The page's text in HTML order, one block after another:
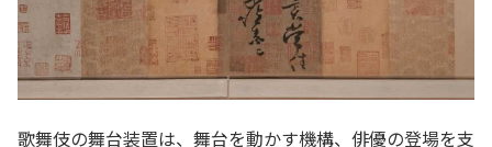
歌舞伎の舞台装置は、舞台を動かす機構、俳優の登場を支